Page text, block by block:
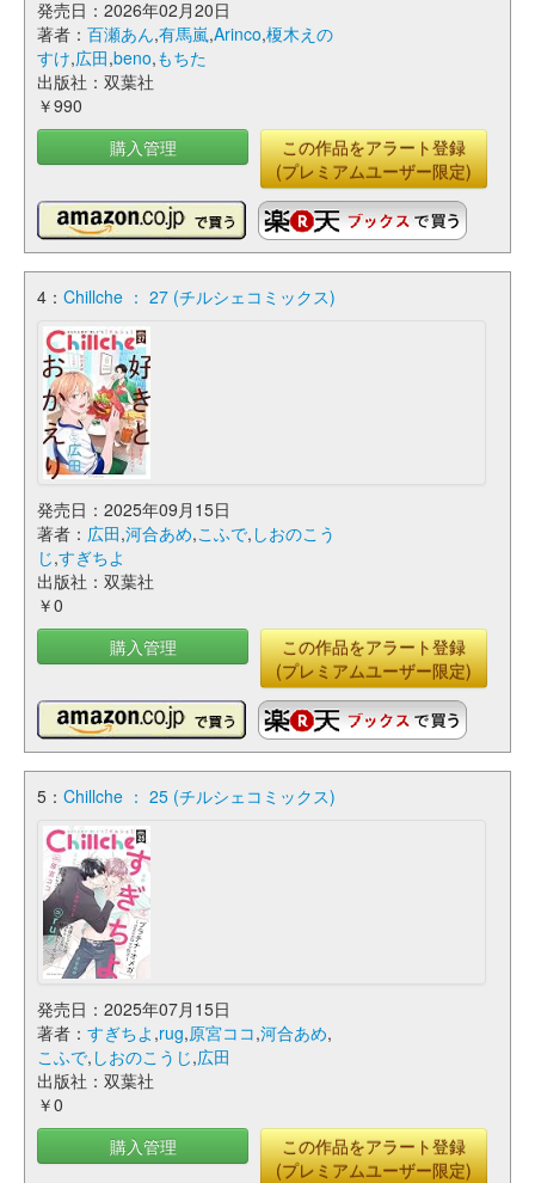
発売日：2026年02月20日
著者： 百瀬あん,有馬嵐,Arinco,榎木えの
すけ,広田,beno,もちた
出版社：双葉社
￥990
購入管理
この作品をアラート登録
(プレミアムユーザー限定)
4： Chillche ： 27 (チルシェコミックス)
発売日：2025年09月15日
著者： 広田,河合あめ,こふで, しおのこう
じ,すぎちよ
出版社：双葉社
￥0
購入管理
この作品をアラート登録
(プレミアムユーザー限定)
5： Chillche ： 25 (チルシェコミックス)
発売日：2025年07月15日
著者： すぎちよ ,rug,原宮ココ,河合あめ,
こふで, しおのこうじ,広田
出版社：双葉社
￥0
購入管理
この作品をアラート登録
(プレミアムユーザー限定)